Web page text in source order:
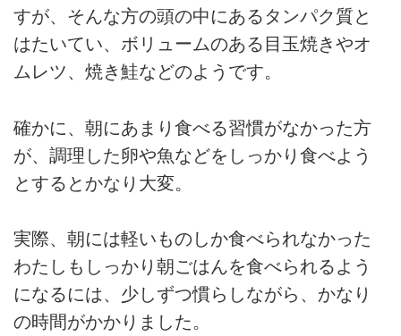
すが、そんな方の頭の中にあるタンパク質と
はたいてい、ボリュームのある目玉焼きやオ
ムレツ、焼き鮭などのようです。
確かに、朝にあまり食べる習慣がなかった方
が、調理した卵や魚などをしっかり食べよう
とするとかなり大変。
実際、朝には軽いものしか食べられなかった
わたしもしっかり朝ごはんを食べられるよう
になるには、少しずつ慣らしながら、かなり
の時間がかかりました。